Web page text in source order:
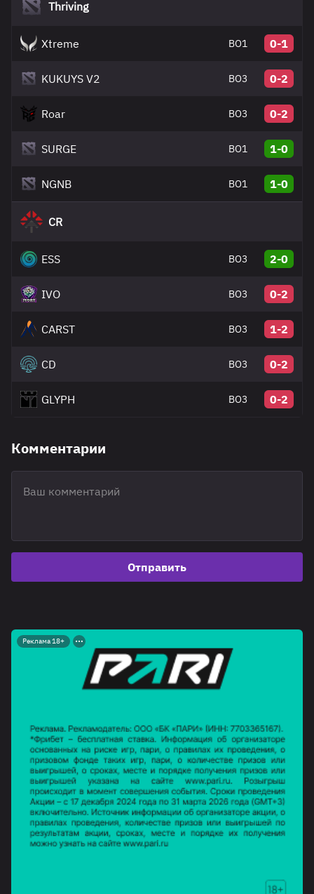
Thriving
Xtreme BO1 0-1
KUKUYS V2 BO3 0-2
Roar BO3 0-2
SURGE BO1 1-0
NGNB BO1 1-0
CR
ESS BO3 2-0
IVO BO3 0-2
CARST BO3 1-2
CD BO3 0-2
GLYPH BO3 0-2
Комментарии
Отправить
Реклама 18+